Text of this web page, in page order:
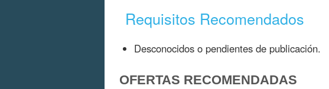
Requisitos Recomendados
Desconocidos o pendientes de publicación.
OFERTAS RECOMENDADAS